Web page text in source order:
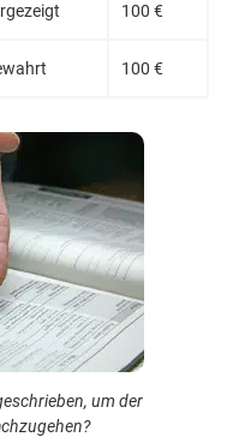
100 €
100 €
um der